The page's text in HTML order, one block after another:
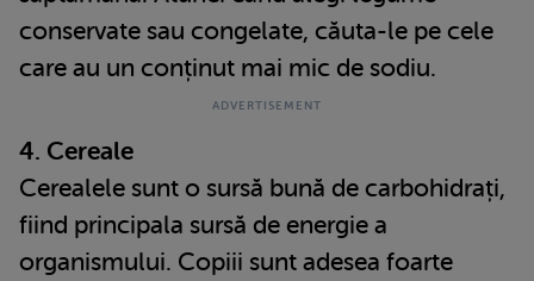
conservate sau congelate, căuta-le pe cele
care au un conținut mai mic de sodiu.
4. Cereale
Cerealele sunt o sursă bună de carbohidrați,
fiind principala sursă de energie a
organismului. Copiii sunt adesea foarte